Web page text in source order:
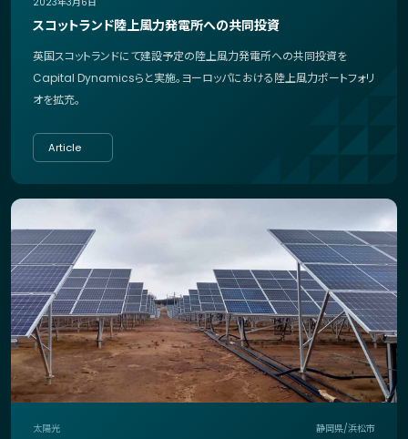
スコットランド陸上風力発電所への共同投資
英国スコットランドにて建設予定の陸上風力発電所への共同投資を
Capital Dynamicsらと実施。ヨーロッパにおける陸上風力ポートフォリ
オを拡充。
Article
太陽光
静岡県/浜松市